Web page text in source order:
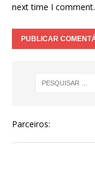
next time I comment.
Parceiros: